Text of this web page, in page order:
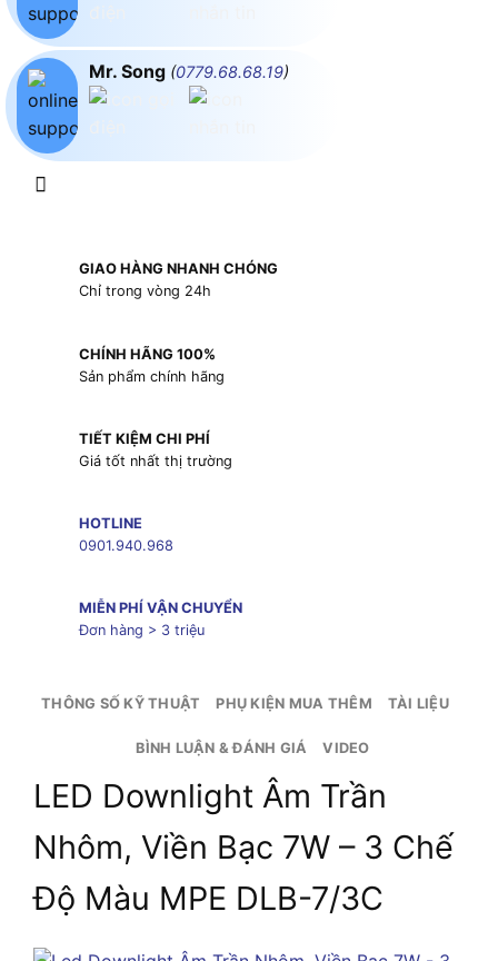
Mr. Song (0779.68.68.19)
GIAO HÀNG NHANH CHÓNG
Chỉ trong vòng 24h
CHÍNH HÃNG 100%
Sản phẩm chính hãng
TIẾT KIỆM CHI PHÍ
Giá tốt nhất thị trường
HOTLINE
0901.940.968
MIỄN PHÍ VẬN CHUYỂN
Đơn hàng > 3 triệu
THÔNG SỐ KỸ THUẬT PHỤ KIỆN MUA THÊM TÀI LIỆU
BÌNH LUẬN & ĐÁNH GIÁ VIDEO
LED Downlight Âm Trần
Nhôm, Viền Bạc 7W – 3 Chế
Độ Màu MPE DLB-7/3C